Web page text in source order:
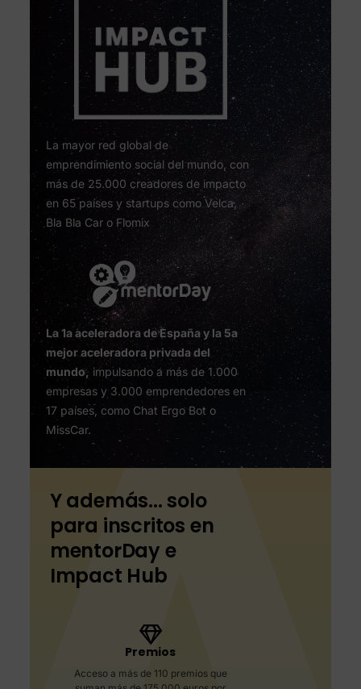
La mayor red global de
emprendimiento social del mundo, con
más de 25.000 creadores de impacto
en 65 países y startups como Velca,
Bla Bla Car o Flomix
La 1a aceleradora de España y la 5a
mejor aceleradora privada del
mundo, impulsando a más de 1.000
empresas y 3.000 emprendedores en
17 países, como Chat Ergo Bot o
MissCar.
Y además... solo
para inscritos en
mentorDay e
Impact Hub
Premios
Acceso a más de 110 premios que